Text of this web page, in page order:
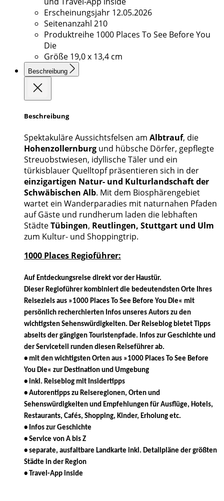
Erscheinungsjahr 12.05.2026
Seitenanzahl 210
Produktreihe 1000 Places To See Before You
Die
Größe 19,0 x 13,4 cm
Beschreibung
Beschreibung
Spektakuläre Aussichtsfelsen am Albtrauf, die
Hohenzollernburg und hübsche Dörfer, gepflegte
Streuobstwiesen, idyllische Täler und ein
türkisblauer Quelltopf präsentieren sich in der
einzigartigen Natur- und Kulturlandschaft der
Schwäbischen Alb. Mit dem Biosphärengebiet
wartet ein Wanderparadies mit naturnahen Pfaden
auf Gäste und rundherum laden die lebhaften
StädteTübingen, Reutlingen, Stuttgart und Ulm
zum Kultur- und Shoppingtrip.
1000 Places Regioführer:
Auf Entdeckungsreise direkt vor der Haustür.
Dieser Regioführer kombiniert die bedeutendsten Orte Ihres
Reiseziels aus »1000 Places To See Before You Die« mit
persönlich recherchierten Infos unseres Autors zu den
wichtigsten Sehenswürdigkeiten. Der Reiseblog bietet Tipps
abseits der gängigen Touristenpfade. Infos zur Geschichte und
der Serviceteil runden diesen Reiseführer ab.
• mit den wichtigsten Orten aus »1000 Places To See Before
You Die« zur Destination und Umgebung
• inkl. Reiseblog mit Insidertipps
• Autorentipps zu Reiseregionen, Orten und
Sehenswürdigkeiten und Empfehlungen für Ausflüge, Hotels,
Restaurants, Cafés, Shopping, Kinder, Erholung etc.
• Infos zur Geschichte
• Service von A bis Z
• separate, ausfaltbare Landkarte inkl. Detailpläne der größten
Städte in der Region
• Travel-App inside